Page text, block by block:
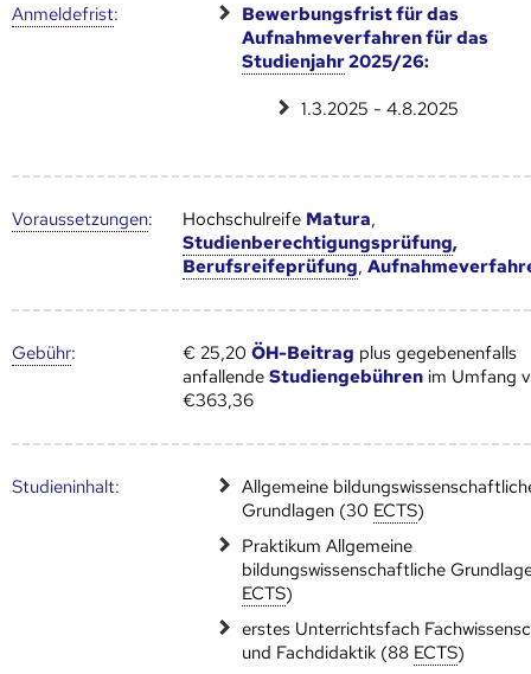
Anmelde­frist:
Bewerbungsfrist für das
Aufnahmeverfahren für das
Studienjahr2025/26:
1.3.2025 - 4.8.2025
Voraus­setzungen: Hochschulreife Matura,
Studienberechtigungsprüfung,
Berufsreifeprüfung,
Gebühr: € 25,20ÖH-Beitrag plus gegebenenfalls
anfallendeStudiengebühren im Umfang
€363,36
Studien­inhalt:
Allgemeine
Grundlagen (30 ECTS)
Praktikum Allgemeine
bildungswissenschaftliche
ECTS)
erstes Unterrichtsfach
und Fachdidaktik (88 ECTS)